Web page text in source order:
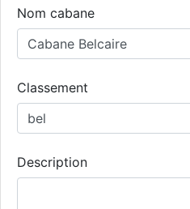
Nom cabane
Classement
Description